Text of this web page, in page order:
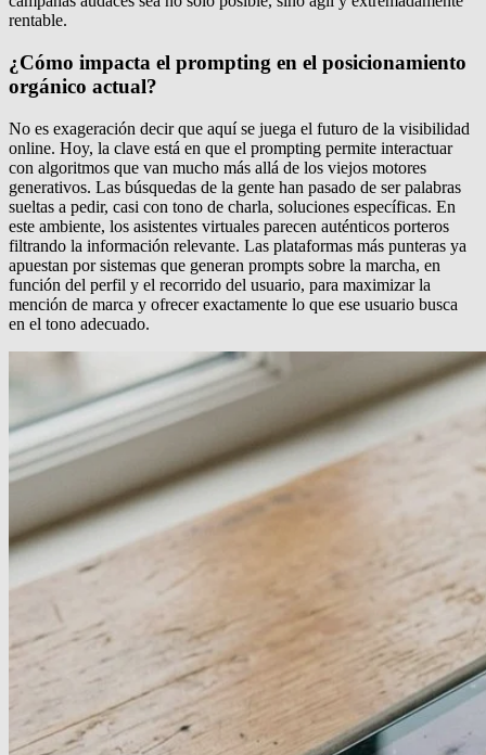
rentable.
¿Cómo impacta el prompting en el posicionamiento
orgánico actual?
No es exageración decir que aquí se juega el futuro de la visibilidad
online. Hoy, la clave está en que el prompting permite interactuar
con algoritmos que van mucho más allá de los viejos motores
generativos. Las búsquedas de la gente han pasado de ser palabras
sueltas a pedir, casi con tono de charla, soluciones específicas. En
este ambiente, los asistentes virtuales parecen auténticos porteros
filtrando la información relevante. Las plataformas más punteras ya
apuestan por sistemas que generan prompts sobre la marcha, en
función del perfil y el recorrido del usuario, para maximizar la
mención de marca y ofrecer exactamente lo que ese usuario busca
en el tono adecuado.